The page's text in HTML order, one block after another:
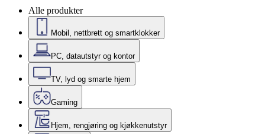
Alle produkter
Mobil, nettbrett og smartklokker
PC, datautstyr og kontor
TV, lyd og smarte hjem
Gaming
Hjem, rengjøring og kjøkkenutstyr